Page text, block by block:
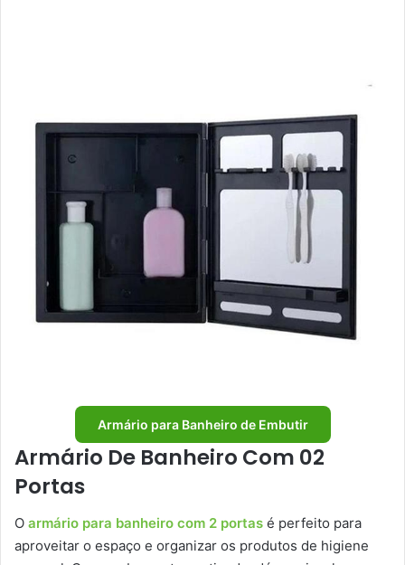
Armário para Banheiro de Embutir
Armário De Banheiro Com 02
Portas
O armário para banheiro com 2 portas é perfeito para
aproveitar o espaço e organizar os produtos de higiene